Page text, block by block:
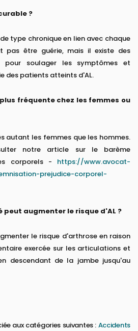
?
type chronique en lien avec chaque
pas être guérie, mais il existe des
pour soulager les symptômes et
des patients atteints d'AL.
fréquente chez les femmes ou
autant les femmes que les hommes.
notre article sur le barème
corporels - https://www.avocat-
prejudice-corporel-
peut augmenter le risque d'AL ?
le risque d'arthrose en raison
exercée sur les articulations et
descendant de la jambe jusqu'au
aux catégories suivantes : Accidents